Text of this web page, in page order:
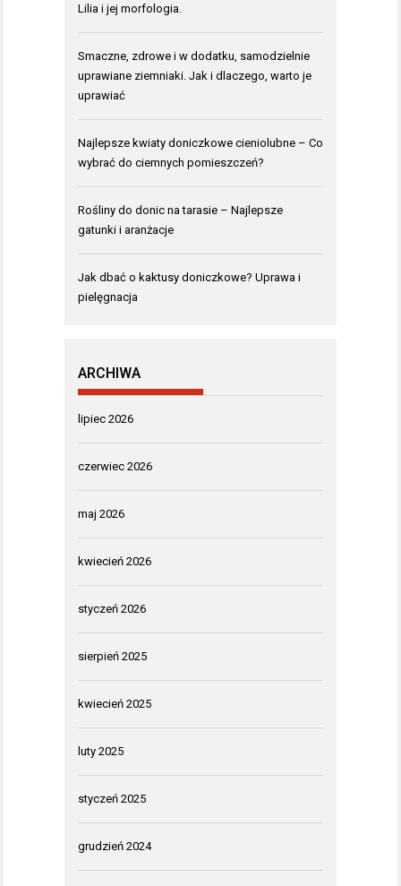
Lilia i jej morfologia.
Smaczne, zdrowe i w dodatku, samodzielnie
uprawiane ziemniaki. Jak i dlaczego, warto je
uprawiać
Najlepsze kwiaty doniczkowe cieniolubne – Co
wybrać do ciemnych pomieszczeń?
Rośliny do donic na tarasie – Najlepsze
gatunki i aranżacje
Jak dbać o kaktusy doniczkowe? Uprawa i
pielęgnacja
ARCHIWA
lipiec 2026
czerwiec 2026
maj 2026
kwiecień 2026
styczeń 2026
sierpień 2025
kwiecień 2025
luty 2025
styczeń 2025
grudzień 2024